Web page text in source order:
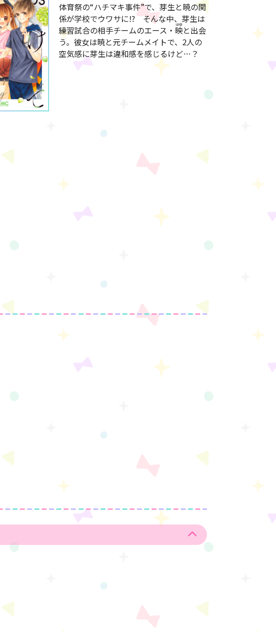
体育祭の“ハチマキ事件”で、芽生と暁の関
係が学校でウワサに!? そんな中、芽生は
練習試合の相手チームのエース・ 映と出会
う。彼女は暁と元チームメイトで、2人の
空気感に芽生は違和感を感じるけど…？